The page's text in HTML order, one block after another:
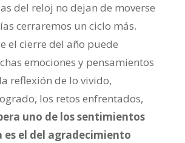
del reloj no dejan de moverse
cerraremos un ciclo más.
el cierre del año puede
emociones y pensamientos
reflexión de lo vivido,
los retos enfrentados,
uno de los sentimientos
es el del agradecimiento